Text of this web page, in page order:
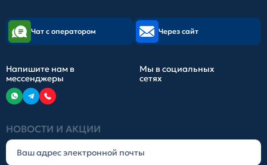
НОВОСТИ И АКЦИИ
Чат с оператором Через сайт
Напишите нам в
мессенджеры
Мы в социальных
сетях